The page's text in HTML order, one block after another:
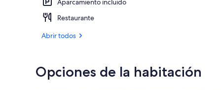
Aparcamiento incluido
Restaurante
Abrir todos
Opciones de la habitación